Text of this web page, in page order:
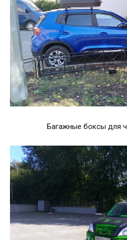
Багажные боксы для